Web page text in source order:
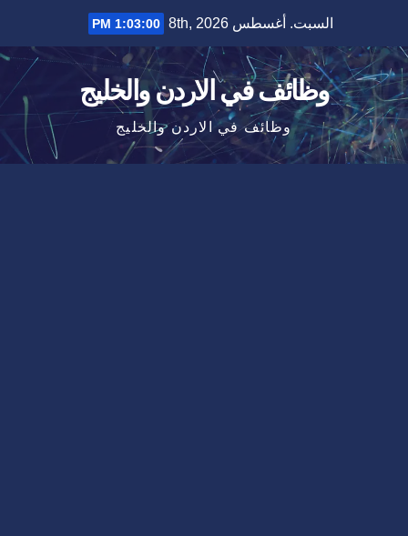
content
السبت. أغسطس 8th, 2026 1:03:00 PM
وظائف في الاردن والخليج
وظائف في الاردن والخليج